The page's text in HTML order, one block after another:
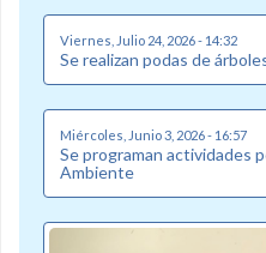
Viernes, Julio 24, 2026 - 14:32
Se realizan podas de
Miércoles, Junio 3, 2026 - 16:57
Se programan actividades
Ambiente